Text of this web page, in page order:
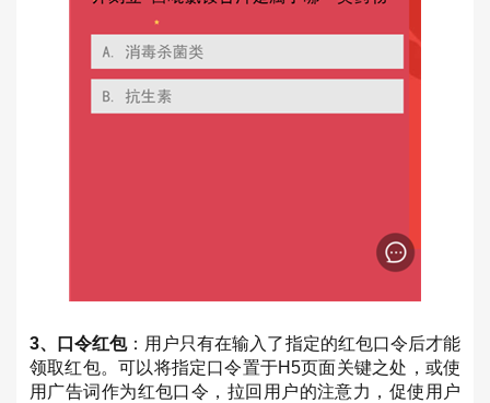
3、口令红包：用户只有在输入了指定的红包口令后才能
领取红包。可以将指定口令置于H5页面关键之处，或使
用广告词作为红包口令，拉回用户的注意力，促使用户